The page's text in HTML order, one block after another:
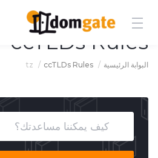
ccTLDs Rules
البوابة الرئيسية ccTLDs Rules
tz